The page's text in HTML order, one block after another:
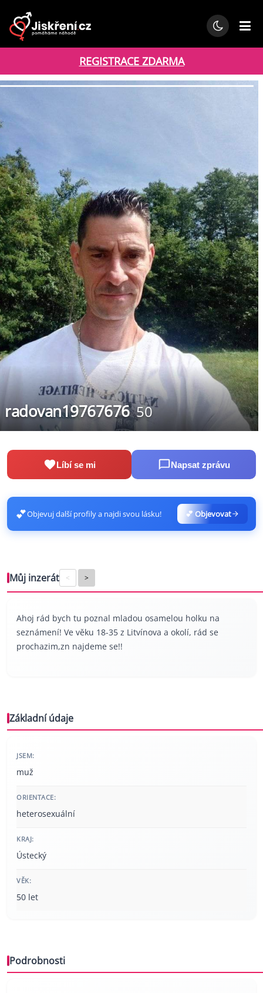
REGISTRACE ZDARMA
radovan19767676 50
Líbí se mi Napsat zprávu
💕Objevuj další profily a najdi svou lásku! 💕 Objevovat
Můj inzerát < >
Ahoj rád bych tu poznal mladou osamelou holku na
seznámení! Ve věku 18-35 z Litvínova a okolí, rád se
prochazim,zn najdeme se!!
Základní údaje
JSEM:
muž
ORIENTACE:
heterosexuální
KRAJ:
Ústecký
VĚK:
50 let
Podrobnosti